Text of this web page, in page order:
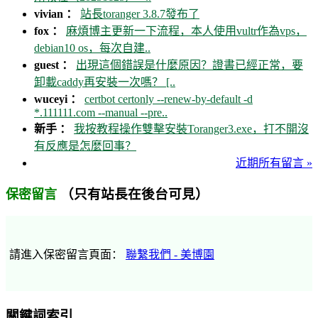
vivian ： 站長toranger 3.8.7發布了
fox ： 麻煩博主更新一下流程，本人使用vultr作為vps，
debian10 os，每次自建..
guest ： 出現這個錯誤是什麼原因？證書已經正常，要
卸載caddy再安裝一次嗎？ [..
wuceyi ： certbot certonly --renew-by-default -d
*.111111.com --manual --pre..
新手 ： 我按教程操作雙擊安裝Toranger3.exe，打不開沒
有反應是怎麼回事？
近期所有留言 »
保密留言 （只有站長在後台可見）
請進入保密留言頁面： 聯繫我們 - 美博園